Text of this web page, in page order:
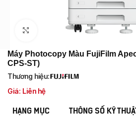
Click to enlarge
Máy Photocopy Màu FujiFilm
CPS-ST)
Thương hiệu:
Giá: Liên hệ
HẠNG MỤC THÔNG SỐ KỸ